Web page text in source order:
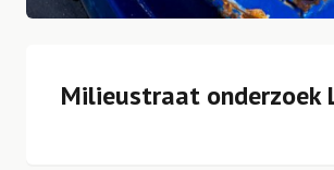
Milieustraat onderzoek